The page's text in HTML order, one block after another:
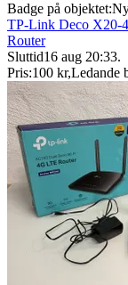
Badge på objektet:
TP-Link Deco X20-
Router
Sluttid16 aug 20:33.
Pris:100 kr,Ledande